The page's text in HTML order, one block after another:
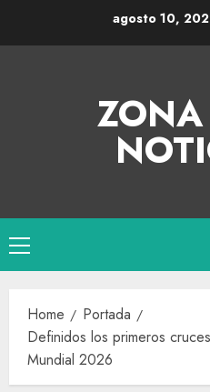
agosto 10,
Home
Portada
Definidos los primeros
Mundial 2026